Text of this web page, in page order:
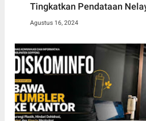
Tingkatkan Pendataan
Agustus 16, 2024